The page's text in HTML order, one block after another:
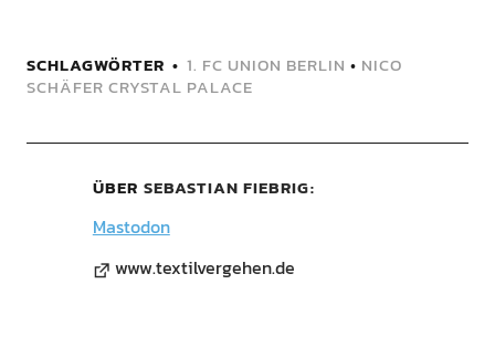
SCHLAGWÖRTER 1. FC UNION BERLIN • NICO
SCHÄFER CRYSTAL PALACE
ÜBER SEBASTIAN FIEBRIG
Mastodon
www.textilvergehen.de